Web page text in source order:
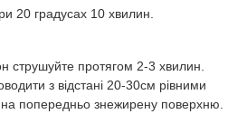
20 градусах 10 хвилин.
струшуйте протягом 2-3 хвилин.
з відстані 20-30см рівними
попередньо знежирену поверхню.